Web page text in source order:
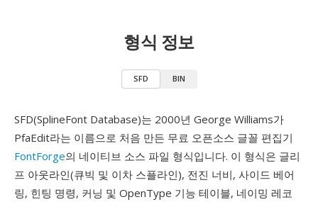
형식 정보
SFD BIN
SFD(SplineFont Database)는 2000년 George Williams가
PfaEdit라는 이름으로 처음 만든 무료 오픈소스 글꼴 편집기
FontForge의 네이티브 소스 파일 형식입니다. 이 형식은 글리
프 아웃라인(큐빅 및 이차 스플라인), 전진 너비, 사이드 베어
링, 힌팅 명령, 커닝 및 OpenType 기능 테이블, 네이밍 레코